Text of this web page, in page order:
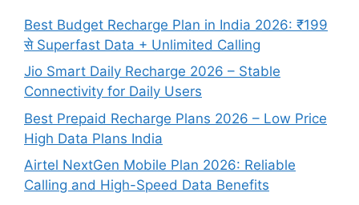
Best Budget Recharge Plan in India 2026: ₹199
से Superfast Data + Unlimited Calling
Jio Smart Daily Recharge 2026 – Stable
Connectivity for Daily Users
Best Prepaid Recharge Plans 2026 – Low Price
High Data Plans India
Airtel NextGen Mobile Plan 2026: Reliable
Calling and High-Speed Data Benefits